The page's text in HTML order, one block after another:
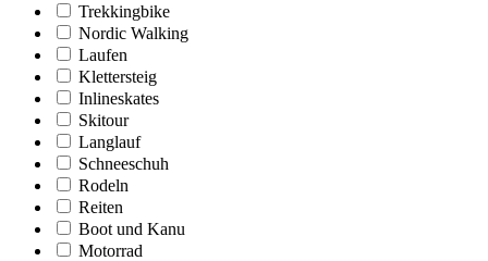
Trekkingbike
Nordic Walking
Laufen
Klettersteig
Inlineskates
Skitour
Langlauf
Schneeschuh
Rodeln
Reiten
Boot und Kanu
Motorrad